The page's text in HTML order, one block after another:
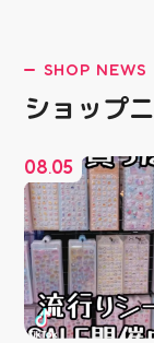
SHOP NEWS
ショップ
08.05